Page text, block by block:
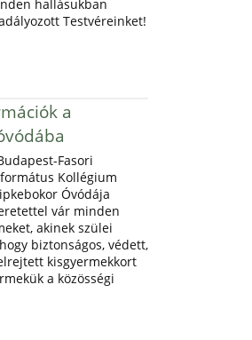
hallásukban
Testvéreinket!
a
Fasori
Kollégium
Óvódája
vár minden
akinek szülei
biztonságos, védett,
kisgyermekkort
a közösségi